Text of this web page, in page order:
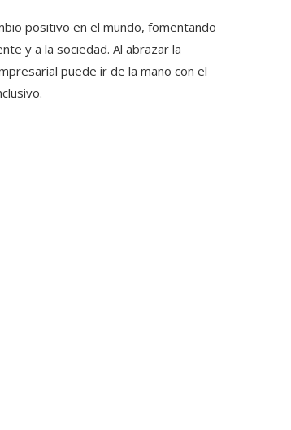
positivo en el mundo, fomentando
y a la sociedad. Al abrazar la
puede ir de la mano con el